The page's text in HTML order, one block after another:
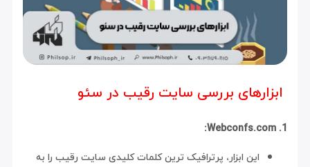
ابزارهای بررسی سایت رقیب در سئو
1. Webconfs.com:
این ابزار، پرترافیک ترین کلمات کلیدی سایت رقیب را به